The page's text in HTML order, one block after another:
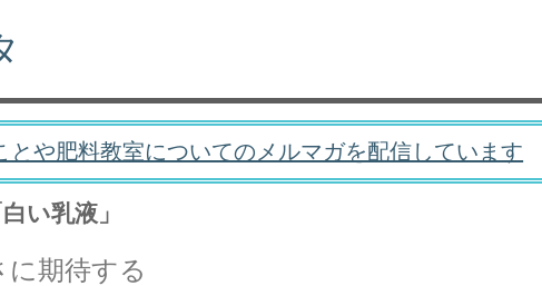
とや肥料教室についてのメルマガを配信しています
い乳液」
に期待する